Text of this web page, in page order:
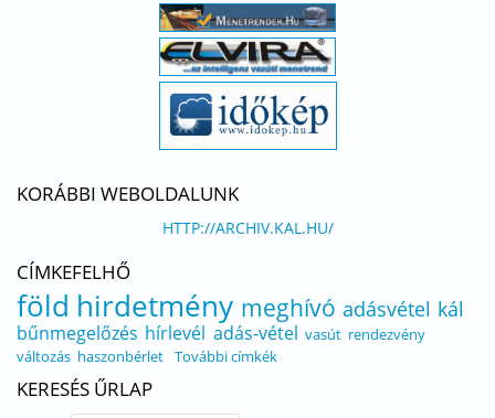
KORÁBBI WEBOLDALUNK
HTTP://ARCHIV.KAL.HU/
CÍMKEFELHŐ
föld hirdetmény meghívó adásvétel kál
bűnmegelőzés hírlevél adás-vétel vasút rendezvény
változás haszonbérlet További címkék
KERESÉS ŰRLAP